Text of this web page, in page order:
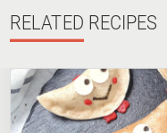
RELATED RECIPES